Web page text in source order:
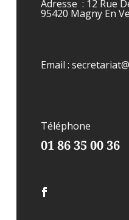
Adresse : 12 Rue
95420 Magny En
Email :
Téléphone
01 86 35 00 36